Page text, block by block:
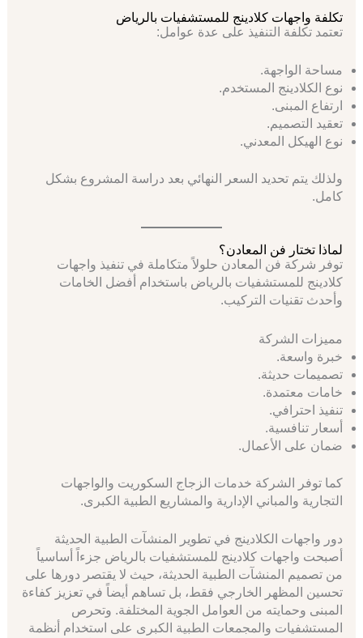
تكلفة واجهات كلادينج للمستشفيات بالرياض
تعتمد تكلفة التنفيذ على عدة عوامل:
مساحة الواجهة.
نوع الكلادينج المستخدم.
ارتفاع المبنى.
تعقيد التصميم.
نوع الهيكل المعدني.
ولذلك يتم تحديد السعر النهائي بعد دراسة المشروع بشكل
كامل.
لماذا تختار فن المعادن؟
توفر شركة فن المعادن حلولاً متكاملة في تنفيذ واجهات
كلادينج للمستشفيات بالرياض باستخدام أفضل الخامات
وأحدث تقنيات التركيب.
مميزات الشركة
خبرة واسعة.
تصميمات حديثة.
خامات معتمدة.
تنفيذ احترافي.
أسعار تنافسية.
ضمان على الأعمال.
كما توفر الشركة خدمات الزجاج السكوريت والواجهات
التجارية والمباني الإدارية والمشاريع الطبية الكبرى.
دور واجهات الكلادينج في تطوير المنشآت الطبية الحديثة
أصبحت واجهات كلادينج للمستشفيات بالرياض جزءاً أساسياً
من تصميم المنشآت الطبية الحديثة، حيث لا يقتصر دورها على
تحسين المظهر الخارجي فقط، بل تساهم أيضاً في تعزيز كفاءة
المبنى وحمايته من العوامل الجوية المختلفة. وتحرص
المستشفيات والمجمعات الطبية الكبرى على استخدام أنظمة